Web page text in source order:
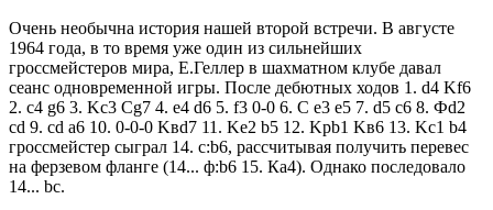
Очень необычна история нашей второй встречи. В августе
1964 года, в то время уже один из сильнейших
гроссмейстеров мира, Е.Геллер в шахматном клубе давал
сеанс одновременной игры. После дебютных ходов 1. d4 Kf6
2. c4 g6 3. Kc3 Cg7 4. e4 d6 5. f3 0-0 6. C e3 e5 7. d5 c6 8. Фd2
cd 9. cd a6 10. 0-0-0 Kвd7 11. Ke2 b5 12. Kрb1 Kв6 13. Kc1 b4
гроссмейстер сыграл 14. с:b6, рассчитывая получить перевес
на ферзевом фланге (14... ф:b6 15. Ка4). Однако последовало
14... bс.